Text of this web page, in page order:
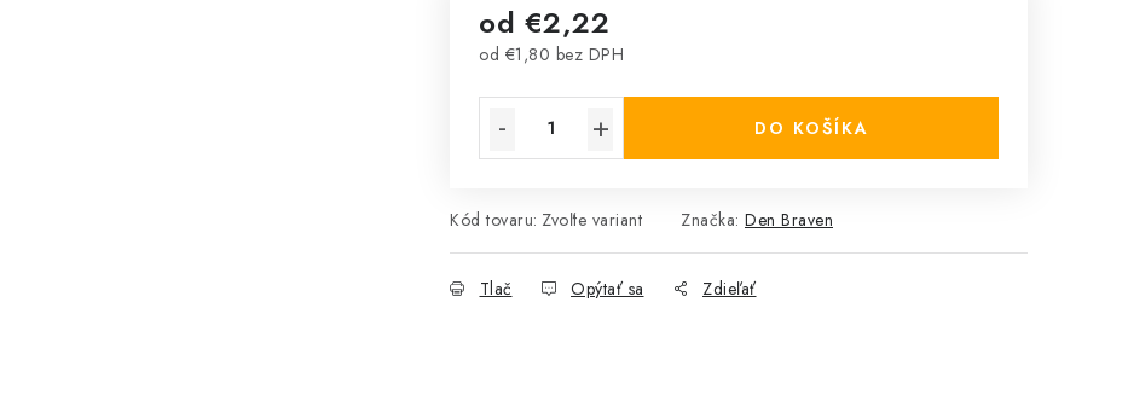
od €2,22
od €1,80 bez DPH
DO KOŠÍKA
Kód tovaru: Zvoľte variant Značka: Den Braven
Tlač Opýtať sa Zdieľať